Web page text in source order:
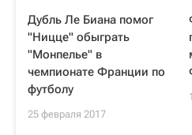
Дубль Ле Биана помог
"Ницце" обыграть
"Монпелье" в
чемпионате Франции по
футболу
25 февраля 2017